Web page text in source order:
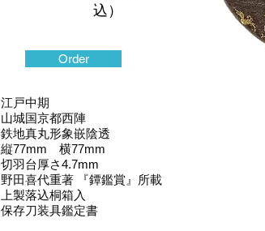
込）
Order
江戸中期
山城国京都西陣
鉄地真丸形象嵌陰透
縦77mm 横77mm
切羽台厚さ4.7mm
野田喜代重著 『鐔鑑賞』所載
上製落込桐箱入
保存刀装具鑑定書